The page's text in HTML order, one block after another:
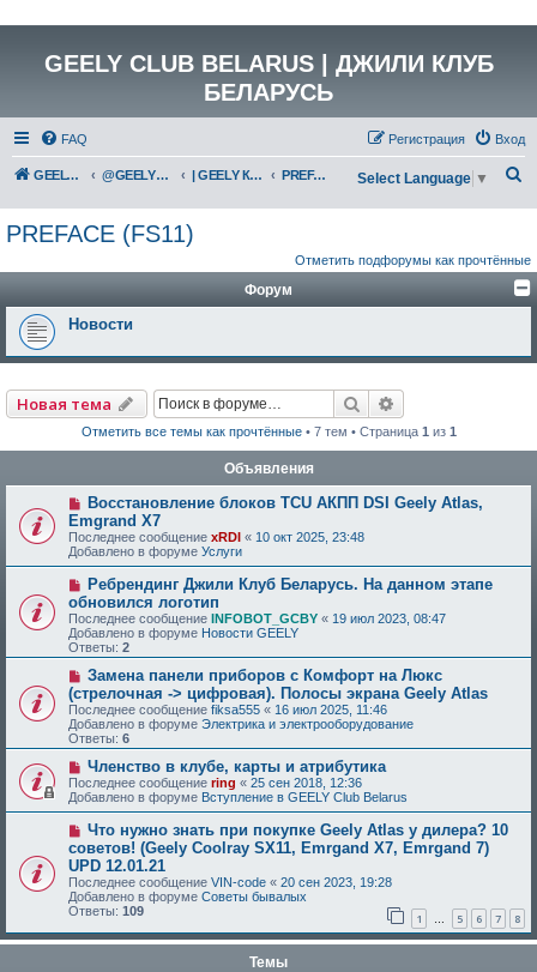
GEELY CLUB BELARUS | ДЖИЛИ КЛУБ
БЕЛАРУСЬ
FAQ Вход
Регистрация
GEELY Club Belarus @GEELYCLUBBY | GEELY КАТАЛОГ PREFACE (FS11)
с
к
Select Language ▼
PREFACE (FS11)
Отметить подфорумы как прочтённые
Форум
Новости
Новая тема Поиск
Отметить все темы как прочтённые• 7 тем • Страница 1 из 1
Объявления
Восстановление блоков TCU АКПП DSI Geely Atlas,
Emgrand X7
Последнее сообщение xRDI « 10 окт 2025, 23:48
Добавлено в форуме Услуги
Ребрендинг Джили Клуб Беларусь. На данном этапе
обновился логотип
Последнее сообщение INFOBOT_GCBY « 19 июл 2023, 08:47
Добавлено в форуме Новости GEELY
Ответы: 2
Замена панели приборов с Комфорт на Люкс
(стрелочная -> цифровая). Полосы экрана Geely Atlas
Последнее сообщение fiksa555 « 16 июл 2025, 11:46
Добавлено в форуме Электрика и электрооборудование
Ответы: 6
Членство в клубе, карты и атрибутика
Последнее сообщение ring « 25 сен 2018, 12:36
Добавлено в форуме Вступление в GEELY Club Belarus
Что нужно знать при покупке Geely Atlas у дилера? 10
советов! (Geely Coolray SX11, Emrgand X7, Emrgand 7)
UPD 12.01.21
Последнее сообщение VIN-code « 20 сен 2023, 19:28
Добавлено в форуме Советы бывалых
Ответы: 109 1 … 5 6 7 8
Темы